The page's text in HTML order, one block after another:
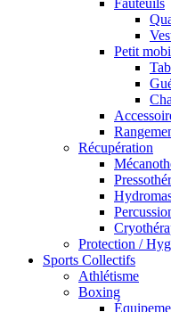
Fauteuils
Petit
Récupération
Protection /
Sports Collectifs
Athlétisme
Boxing